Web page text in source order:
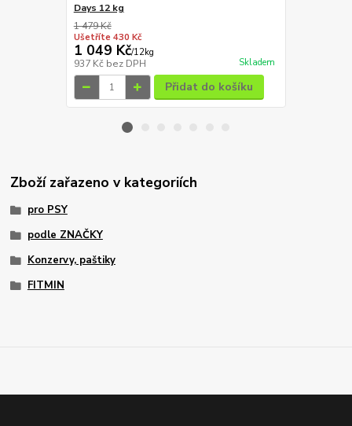
Days 12 kg
1 479 Kč
Ušetříte 430 Kč
1 049 Kč/12kg
937 Kč bez DPH Skladem
Přidat do košíku
Zboží zařazeno v kategoriích
pro PSY
podle ZNAČKY
Konzervy, paštiky
FITMIN